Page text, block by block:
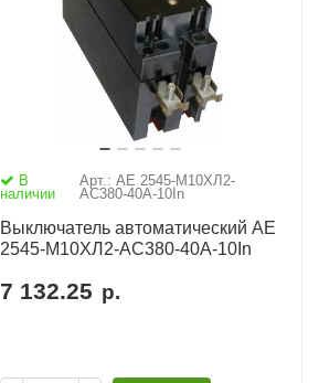
В
наличии
Арт.: АЕ 2545-М10ХЛ2-
AC380-40А-10In
Выключатель автоматический АЕ
2545-М10ХЛ2-AC380-40А-10In
7 132.25 р.